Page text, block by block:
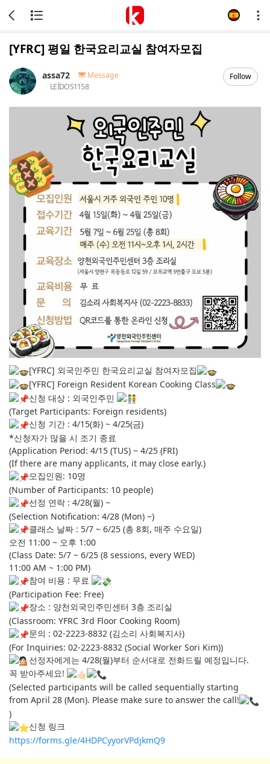
[YFRC] 평일 한국요리교실 참여자모집
assa72
Message
LEÍDOS1158
Follow
[YFRC] 외국인주민 한국요리교실 참여자모집
[YFRC] Foreign Resident Korean Cooking Class
신청 대상 : 외국인주민
(Target Participants: Foreign residents)
신청 기간 : 4/15(화) ~ 4/25(금)
*신청자가 많을 시 조기 종료
(Application Period: 4/15 (TUS) ~ 4/25 (FRI)
(If there are many applicants, it may close early.)
모집인원: 10명
(Number of Participants: 10 people)
선정 연락 : 4/28(월) ~
(Selection Notification: 4/28 (Mon) ~)
클래스 날짜 : 5/7 ~ 6/25 (총 8회, 매주 수요일)
오전 11:00 ~ 오후 1:00
(Class Date: 5/7 ~ 6/25 (8 sessions, every WED)
11:00 AM ~ 1:00 PM)
참여 비용 : 무료
(Participation Fee: Free)
장소 : 양천외국인주민센터 3층 조리실
(Classroom: YFRC 3rd Floor Cooking Room)
문의 : 02-2223-8832 (김소리 사회복지사)
(For Inquiries: 02-2223-8832 (Social Worker Sori Kim))
선정자에게는 4/28(월)부터 순서대로 전화드릴 예정입니다.
꼭 받아주세요!
(Selected participants will be called sequentially starting
from April 28 (Mon). Please make sure to answer the call!
)
신청 링크
https://forms.gle/4HDPCyyorVPdjkmQ9